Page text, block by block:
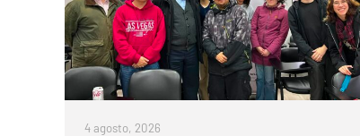
4 agosto, 2026